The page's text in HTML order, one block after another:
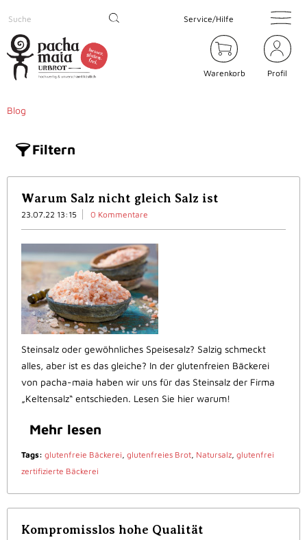
Service/Hilfe
Warenkorb Profil
Blog
Filtern
Warum Salz nicht gleich Salz ist
23.07.22 13:15 0 Kommentare
Steinsalz oder gewöhnliches Speisesalz? Salzig schmeckt
alles, aber ist es das gleiche? In der glutenfreien Bäckerei
von pacha-maia haben wir uns für das Steinsalz der Firma
„Keltensalz“ entschieden. Lesen Sie hier warum!
Mehr lesen
Tags: glutenfreie Bäckerei, glutenfreies Brot, Natursalz, glutenfrei
zertifizierte Bäckerei
Kompromisslos hohe Qualität